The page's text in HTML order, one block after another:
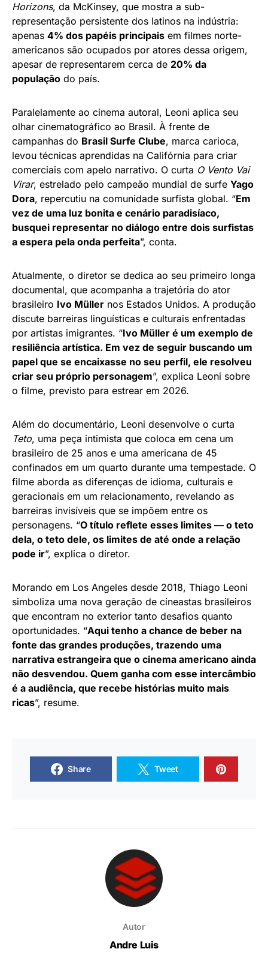
Horizons, da McKinsey, que mostra a sub-
representação persistente dos latinos na indústria:
apenas 4% dos papéis principais em filmes norte-
americanos são ocupados por atores dessa origem,
apesar de representarem cerca de 20% da
população do país.
Paralelamente ao cinema autoral, Leoni aplica seu
olhar cinematográfico ao Brasil. À frente de
campanhas do Brasil Surfe Clube, marca carioca,
levou técnicas aprendidas na Califórnia para criar
comerciais com apelo narrativo. O curta O Vento Vai
Virar, estrelado pelo campeão mundial de surfe Yago
Dora, repercutiu na comunidade surfista global. “Em
vez de uma luz bonita e cenário paradisíaco,
busquei representar no diálogo entre dois surfistas
a espera pela onda perfeita”, conta.
Atualmente, o diretor se dedica ao seu primeiro longa
documental, que acompanha a trajetória do ator
brasileiro Ivo Müller nos Estados Unidos. A produção
discute barreiras linguísticas e culturais enfrentadas
por artistas imigrantes. “Ivo Müller é um exemplo de
resiliência artística. Em vez de seguir buscando um
papel que se encaixasse no seu perfil, ele resolveu
criar seu próprio personagem”, explica Leoni sobre
o filme, previsto para estrear em 2026.
Além do documentário, Leoni desenvolve o curta
Teto, uma peça intimista que coloca em cena um
brasileiro de 25 anos e uma americana de 45
confinados em um quarto durante uma tempestade. O
filme aborda as diferenças de idioma, culturais e
geracionais em um relacionamento, revelando as
barreiras invisíveis que se impõem entre os
personagens. “O título reflete esses limites — o teto
dela, o teto dele, os limites de até onde a relação
pode ir”, explica o diretor.
Morando em Los Angeles desde 2018, Thiago Leoni
simboliza uma nova geração de cineastas brasileiros
que encontram no exterior tanto desafios quanto
oportunidades. “Aqui tenho a chance de beber na
fonte das grandes produções, trazendo uma
narrativa estrangeira que o cinema americano ainda
não desvendou. Quem ganha com esse intercâmbio
é a audiência, que recebe histórias muito mais
ricas”, resume.
Share Tweet
Autor
Andre Luis